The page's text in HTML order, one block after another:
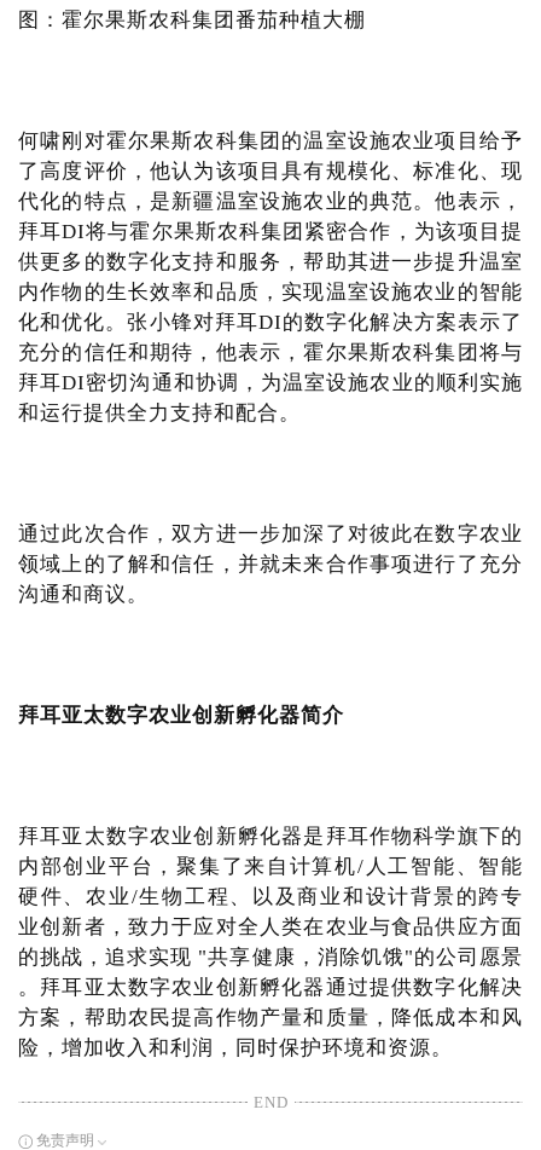
图：霍尔果斯农科集团番茄种植大棚
何啸刚对霍尔果斯农科集团的温室设施农业项目给予
了高度评价，他认为该项目具有规模化、标准化、现
代化的特点，是新疆温室设施农业的典范。他表示，
拜耳DI将与霍尔果斯农科集团紧密合作，为该项目提
供更多的数字化支持和服务，帮助其进一步提升温室
内作物的生长效率和品质，实现温室设施农业的智能
化和优化。张小锋对拜耳DI的数字化解决方案表示了
充分的信任和期待，他表示，霍尔果斯农科集团将与
拜耳DI密切沟通和协调，为温室设施农业的顺利实施
和运行提供全力支持和配合。
通过此次合作，双方进一步加深了对彼此在数字农业
领域上的了解和信任，并就未来合作事项进行了充分
沟通和商议。
拜耳亚太数字农业创新孵化器简介
拜耳亚太数字农业创新孵化器是拜耳作物科学旗下的
内部创业平台，聚集了来自计算机/人工智能、智能
硬件、农业/生物工程、以及商业和设计背景的跨专
业创新者，致力于应对全人类在农业与食品供应方面
的挑战，追求实现 "共享健康，消除饥饿"的公司愿景
。拜耳亚太数字农业创新孵化器通过提供数字化解决
方案，帮助农民提高作物产量和质量，降低成本和风
险，增加收入和利润，同时保护环境和资源。
END
免责声明